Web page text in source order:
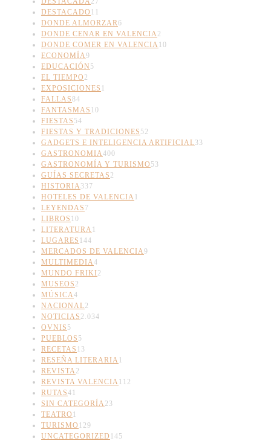
DESTACADO 11
DONDE ALMORZAR6
DONDE CENAR EN VALENCIA 2
DONDE COMER EN VALENCIA 10
ECONOMÍA9
EDUCACIÓN 5
EL TIEMPO 2
EXPOSICIONES 1
FALLAS84
FANTASMAS 10
FIESTAS 54
FIESTAS Y TRADICIONES 52
GADGETS E INTELIGENCIA ARTIFICIAL33
GASTRONOMIA400
GASTRONOMÍA Y TURISMO 53
GUÍAS SECRETAS 2
HISTORIA 337
HOTELES DE VALENCIA 1
LEYENDAS 7
LIBROS 10
LITERATURA 1
LUGARES 144
MERCADOS DE VALENCIA9
MULTIMEDIA4
MUNDO FRIKI2
MUSEOS 2
MÚSICA4
NACIONAL2
NOTICIAS 2.034
OVNIS 5
PUEBLOS 5
RECETAS 13
RESEÑA LITERARIA 1
REVISTA 2
REVISTA VALENCIA 112
RUTAS41
SIN CATEGORÍA 23
TEATRO 1
TURISMO 129
UNCATEGORIZED 145